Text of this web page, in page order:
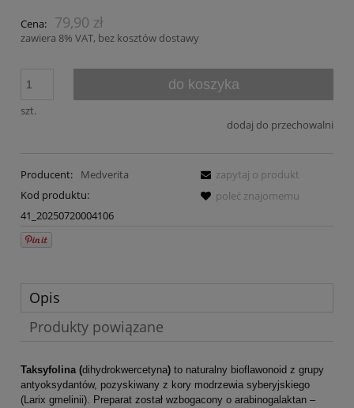
Cena: 79,90 zł
zawiera 8% VAT, bez kosztów dostawy
szt.
do koszyka
dodaj do przechowalni
Producent:
Medverita
Kod produktu:
41_20250720004106
zapytaj o produkt
poleć znajomemu
Opis
Produkty powiązane
Taksyfolina (dihydrokwercetyna) to naturalny bioflawonoid z grupy
antyoksydantów, pozyskiwany z kory modrzewia syberyjskiego
(Larix gmelinii). Preparat został wzbogacony o arabinogalaktan –